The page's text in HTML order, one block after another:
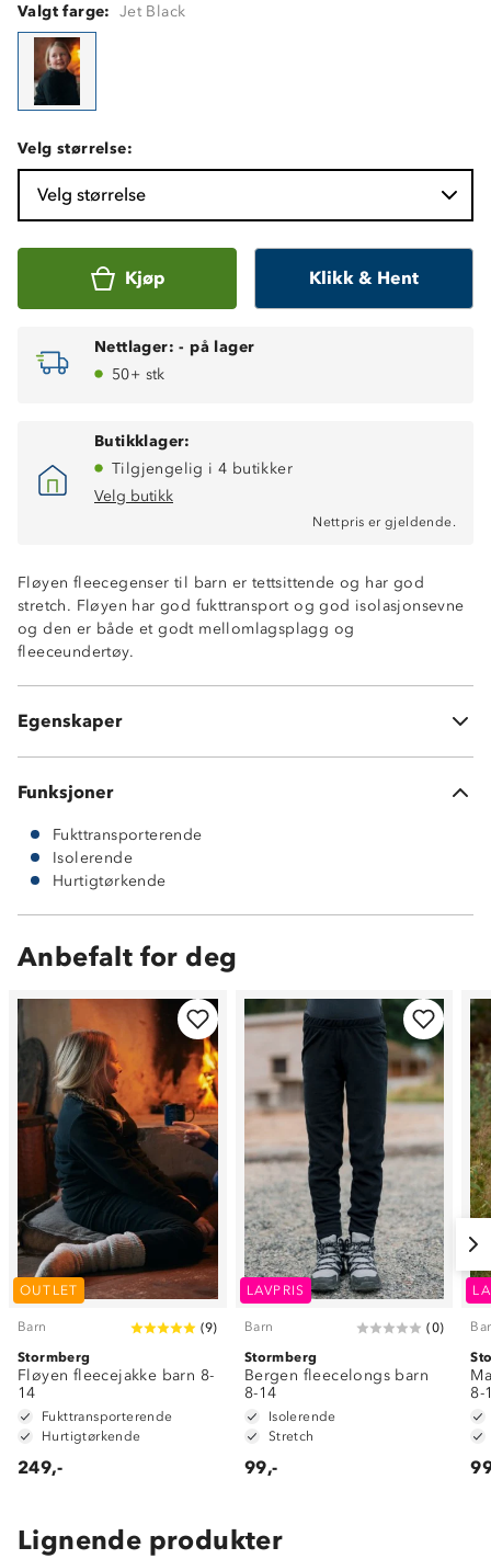
Valgt farge: Jet Black
Velg størrelse:
Velg størrelse
Kjøp Klikk & Hent
Nettlager: - på lager
50+ stk
Butikklager:
Tilgjengelig i 4 butikker
Velg butikk
Nettpris er gjeldende.
Fløyen fleecegenser til barn er tettsittende og har god
stretch. Fløyen har god fukttransport og god isolasjonsevne
og den er både et godt mellomlagsplagg og
fleeceundertøy.
Egenskaper
Fukttransporterende
160g ultrafleece
Funksjoner
Fukttransporterende
Isolerende
Hurtigtørkende
Anbefalt for deg
OUTLET
Barn (9)
Stormberg
Fløyen fleecejakke barn 8-
14
Fukttransporterende
Hurtigtørkende
249,-
LAVPRIS
Barn (0)
Stormberg
Bergen fleecelongs barn
8-14
Isolerende
Stretch
99,-
8-
Lignende produkter